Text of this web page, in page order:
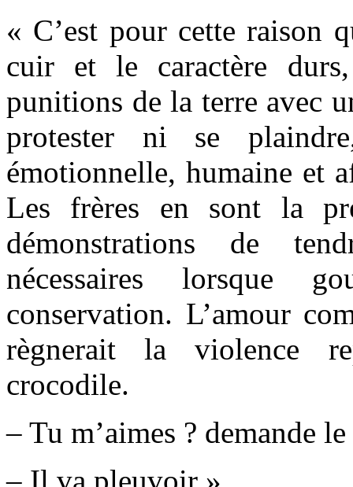
« C’est pour cette raison
cuir et le caractère
punitions de la terre avec
protester ni se
émotionnelle, humaine et
Les frères en sont la
démonstrations de
nécessaires lorsque
conservation. L’amour
règnerait la violence
crocodile.
– Tu m’aimes ? demande
– Il va pleuvoir ».